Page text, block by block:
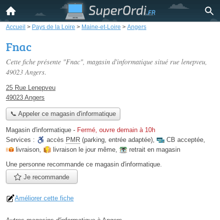
Accueil > Pays de la Loire > Maine-et-Loire > Angers
Fnac
Cette fiche présente "Fnac", magasin d'informatique situé rue lenepveu,
49023 Angers.
25 Rue Lenepveu
49023 Angers
📞 Appeler ce magasin d'informatique
Magasin d'informatique - Fermé, ouvre demain à 10h
Services :
accès PMR (parking, entrée adaptée), CB acceptée,
livraison, livraison le jour même,
retrait en magasin
Une personne recommande ce magasin d'informatique.
Je recommande
Améliorer cette fiche